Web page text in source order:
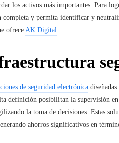
los activos más importantes. Para
completa y permita identificar y
ofrece AK Digital
de seguridad electrónica
definición posibilitan la supervisión
la toma de decisiones. Estas
ahorros significativos en